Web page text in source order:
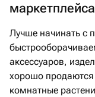
Лучше начинать с
аксессуаров,
хорошо продаются
комнатные